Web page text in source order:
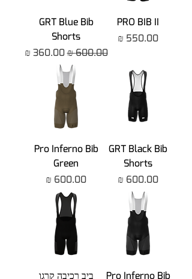
PRO BIB II
מחיר
GRT Blue Bib
Shorts
מחיר רגיל‏600.00 ‏₪ מחיר מבצע‏360.00 ‏₪
GRT Black Bib
Shorts
מחיר
Pro Inferno Bib
Green
מחיר
Pro Inferno Bib ביב רכיבה קרגו